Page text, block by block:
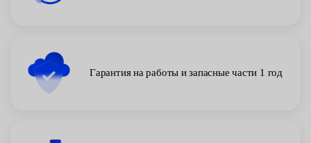
Гарантия на работы и запасные части 1 год